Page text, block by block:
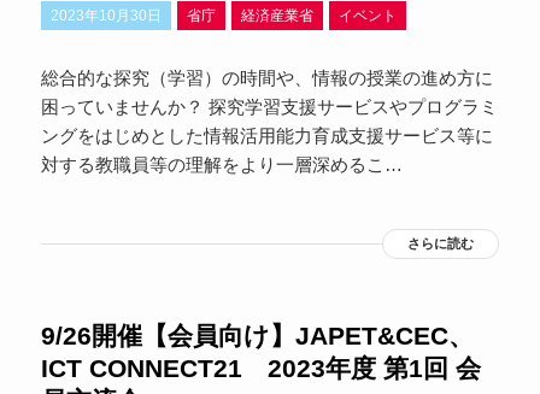
2023年10月30日 省庁 経済産業省 イベント
総合的な探究（学習）の時間や、情報の授業の進め方に
困っていませんか？ 探究学習支援サービスやプログラミ
ングをはじめとした情報活用能力育成支援サービス等に
対する教職員等の理解をより一層深めるこ…
さらに読む
9/26開催【会員向け】JAPET&CEC、
ICT CONNECT21 2023年度 第1回 会